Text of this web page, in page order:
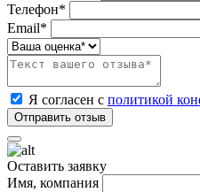
Телефон*
Email*
Я согласен с политикой
Оставить заявку
Имя, компания